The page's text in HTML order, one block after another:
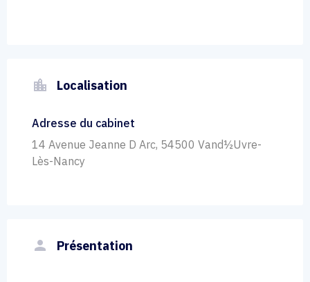
location_city Localisation
Adresse du cabinet
14 Avenue Jeanne D Arc, 54500 Vand½Uvre-
Lès-Nancy
person Présentation